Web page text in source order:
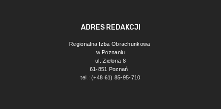
ADRES REDAKCJI
Regionalna Izba Obrachunkowa
w Poznaniu
ul. Zielona 8
61-851 Poznań
tel.: (+48 61) 85-95-710